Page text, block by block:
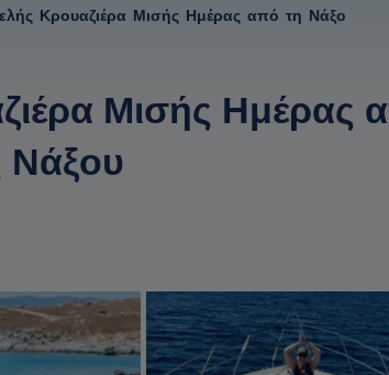
Κρουαζιέρα Μισής Ημέρας από τη Νάξο
Μισής
Νάξου